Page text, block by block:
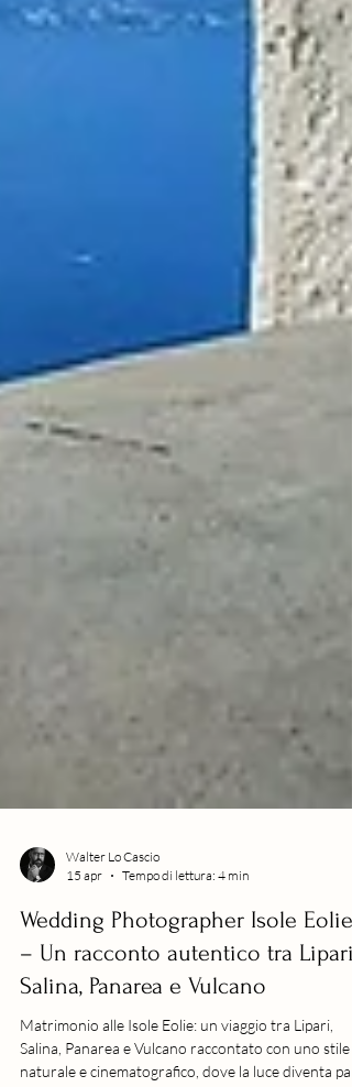
15 apr
Tempo di lettura: 4 min
Wedding Photographer Isole Eolie
– Un racconto autentico tra Lipari,
Salina, Panarea e Vulcano
Matrimonio alle Isole Eolie: un viaggio tra Lipari,